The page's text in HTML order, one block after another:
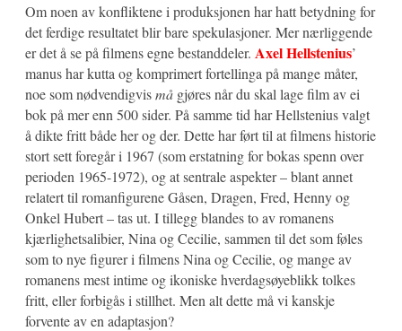
Om noen av konfliktene i produksjonen har hatt betydning for
det ferdige resultatet blir bare spekulasjoner. Mer nærliggende
er det å se på filmens egne bestanddeler. Axel Hellstenius’
manus har kutta og komprimert fortellinga på mange måter,
noe som nødvendigvismå gjøres når du skal lage film av ei
bok på mer enn 500 sider. På samme tid har Hellstenius valgt
å dikte fritt både her og der. Dette har ført til at filmens historie
stort sett foregår i 1967 (som erstatning for bokas spenn over
perioden 1965-1972), og at sentrale aspekter – blant annet
relatert til romanfigurene Gåsen, Dragen, Fred, Henny og
Onkel Hubert – tas ut. I tillegg blandes to av romanens
kjærlighetsalibier, Nina og Cecilie, sammen til det som føles
som to nye figurer i filmens Nina og Cecilie, og mange av
romanens mest intime og ikoniske hverdagsøyeblikk tolkes
fritt, eller forbigås i stillhet. Men alt dette må vi kanskje
forvente av en adaptasjon?